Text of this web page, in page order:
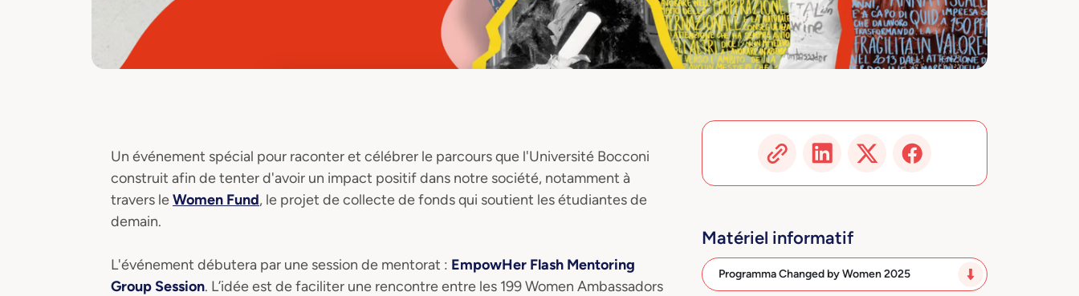
Un événement spécial pour raconter et célébrer le parcours que l'Université Bocconi
construit afin de tenter d'avoir un impact positif dans notre société, notamment à
travers leWomen Fund, le projet de collecte de fonds qui soutient les étudiantes de
demain.
L'événement débutera par une session de mentorat : EmpowHer Flash Mentoring
Group Session. L’idée est de faciliter une rencontre entre les 199 Women Ambassadors
Matériel informatif
Programma Changed by Women 2025